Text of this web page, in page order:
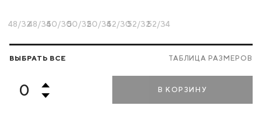
48/3248/3450/3050/3250/3452/3052/3252/34
ВЫБРАТЬ ВСЕ ТАБЛИЦА РАЗМЕРОВ
В КОРЗИНУ